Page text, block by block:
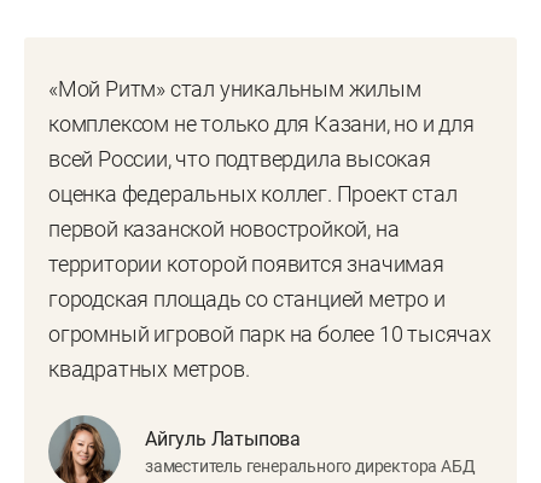
«Мой Ритм» стал уникальным жилым
комплексом не только для Казани, но и для
всей России, что подтвердила высокая
оценка федеральных коллег. Проект стал
первой казанской новостройкой, на
территории которой появится значимая
городская площадь со станцией метро и
огромный игровой парк на более 10 тысячах
квадратных метров.
Айгуль Латыпова
заместитель генерального директора АБД